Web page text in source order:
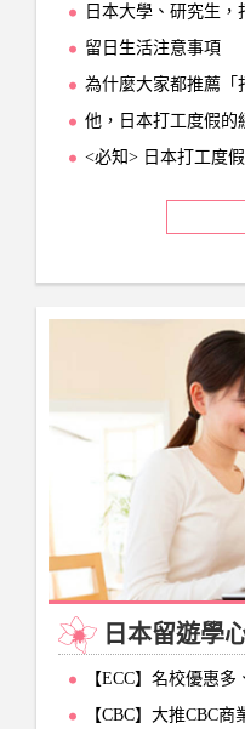
日本大學、研究生，
留日生活注意事項
為什麼大家都推薦「
他，日本打工度假的
<必知> 日本打工度
日本留遊學
【ECC】名校優惠
【CBC】大推CBC